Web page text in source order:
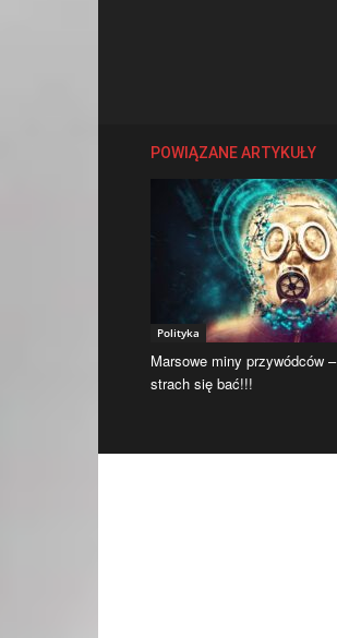
POWIĄZANE ARTYKUŁY
Polityka
Marsowe miny przywódców –
strach się bać!!!